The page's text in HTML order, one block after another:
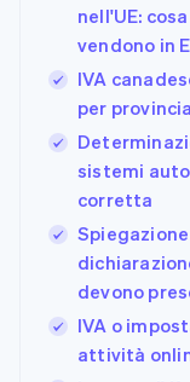
utente
flessibile
Metodi di
pagamento
Accesso a
Terminal
Pagamenti di
persona
Authorization
Boost
Accettazione
ottimizzata
Link
Pagamento
accelerato
Connections
nell'UE:
vendono in
IVA
per provincia
sistemi
corretta
devono
IVA o
attività